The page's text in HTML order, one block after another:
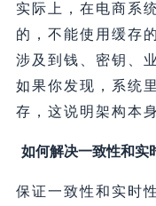
实际上，在电商系
的，不能使用缓存
涉及到钱、密钥、
如果你发现，系统
存，这说明架构本
如何解决一致性和实
保证一致性和实时